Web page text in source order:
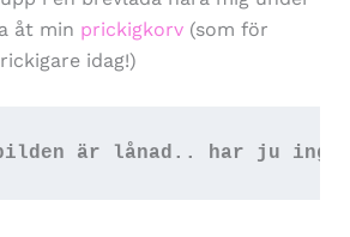
åt min prickigkorv(som för
idag!)
är lånad.. har ju